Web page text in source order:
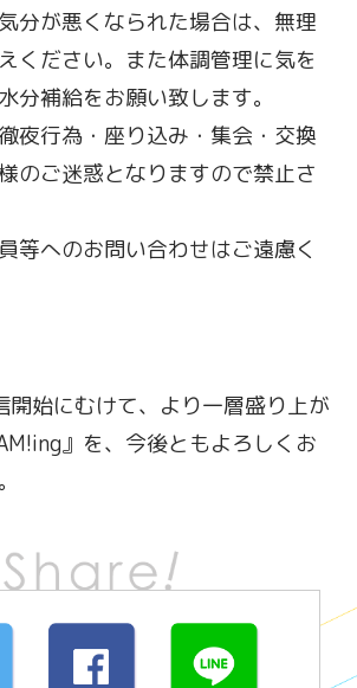
分が悪くなられた場合は、無理
ください。また体調管理に気を
分補給をお願い致します。
夜行為・座り込み・集会・交換
のご迷惑となりますので禁止さ
等へのお問い合わせはご遠慮く
開始にむけて、より一層盛り上が
』を、今後ともよろしくお